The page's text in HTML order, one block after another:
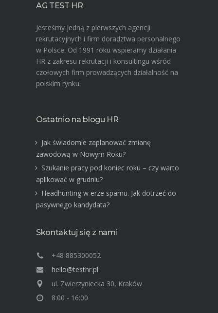
AG TEST HR
Jesteśmy jedną z pierwszych agencji
rekrutacyjnych i firm doradztwa personalnego
w Polsce. Od 1991 roku wspieramy działania
HR z zakresu rekrutacji i konsultingu wśród
czołowych firm prowadzących działalność na
polskim rynku.
Ostatnio na blogu HR
Jak świadomie zaplanować zmianę
zawodową w Nowym Roku?
Szukanie pracy pod koniec roku – czy warto
aplikować w grudniu?
Headhunting w erze spamu. Jak dotrzeć do
pasywnego kandydata?
Skontaktuj się z nami
+48 885300052
hello@testhr.pl
ul. Zwierzyniecka 30, Kraków
8:00 - 16:00